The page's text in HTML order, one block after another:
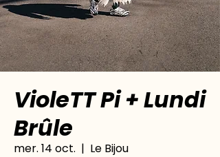
VioleTT Pi + Lundi
Brûle
mer. 14 oct.
  |
Le Bijou